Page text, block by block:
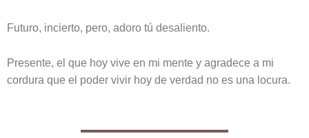
Futuro, incierto, pero, adoro tú desaliento.
Presente, el que hoy vive en mi mente y agradece a mi
cordura que el poder vivir hoy de verdad no es una locura.